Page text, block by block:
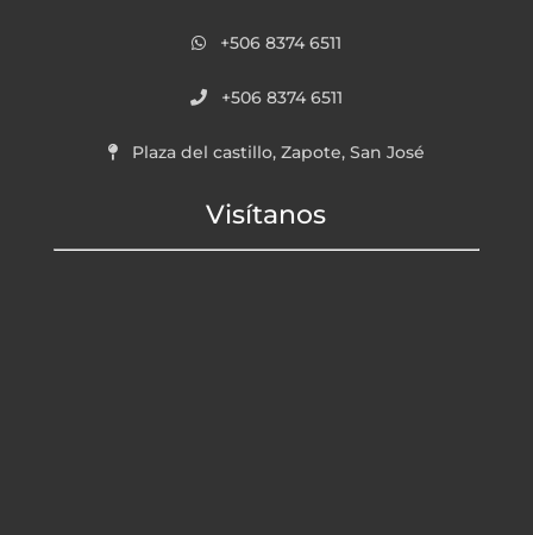
+506 8374 6511
+506 8374 6511
Plaza del castillo, Zapote, San José
Visítanos